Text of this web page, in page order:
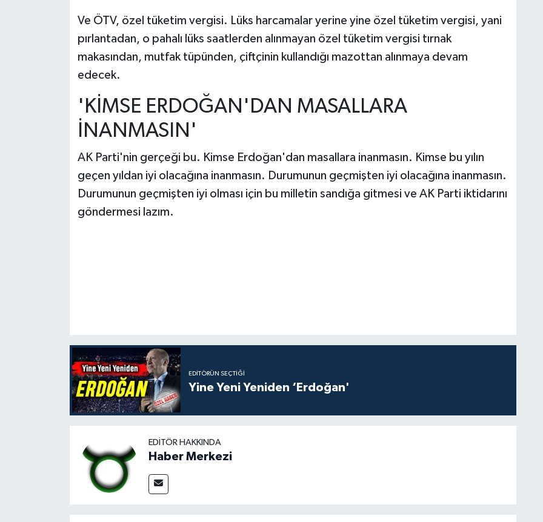
Ve ÖTV, özel tüketim vergisi. Lüks harcamalar yerine yine özel tüketim vergisi, yani
pırlantadan, o pahalı lüks saatlerden alınmayan özel tüketim vergisi tırnak
makasından, mutfak tüpünden, çiftçinin kullandığı mazottan alınmaya devam
edecek.
'KİMSE ERDOĞAN'DAN MASALLARA
İNANMASIN'
AK Parti'nin gerçeği bu. Kimse Erdoğan'dan masallara inanmasın. Kimse bu yılın
geçen yıldan iyi olacağına inanmasın. Durumunun geçmişten iyi olacağına inanmasın.
Durumunun geçmişten iyi olması için bu milletin sandığa gitmesi ve AK Parti iktidarını
göndermesi lazım.
EDITÖRÜN SEÇTIĞI
Yine Yeni Yeniden ‘Erdoğan'
EDITÖR HAKKINDA
Haber Merkezi